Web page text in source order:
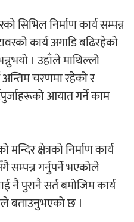
प्रतिध्वनि’
सम्राट
भनेकै यस्तो होला’को शीर्ष गीत
सिभिल निर्माण कार्य सम्पन्न
कार्य अगाडि बढिरहेको
। उहाँले माथिल्लो
चरणमा रहेको र
आयात गर्ने काम
क्षेत्रको निर्माण कार्य
गर्नुपर्ने भएकोले
नै पुरानै सर्त बमोजिम कार्य
बताउनुभएको छ ।